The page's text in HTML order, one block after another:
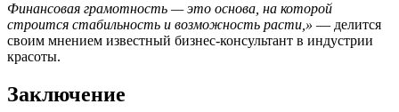
Финансовая грамотность — это основа, на которой
строится стабильность и возможность расти,» — делится
своим мнением известный бизнес-консультант в индустрии
красоты.
Заключение